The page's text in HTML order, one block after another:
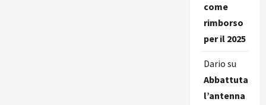
come
rimborso
per il 2025
Dario su
Abbattuta
l’antenna